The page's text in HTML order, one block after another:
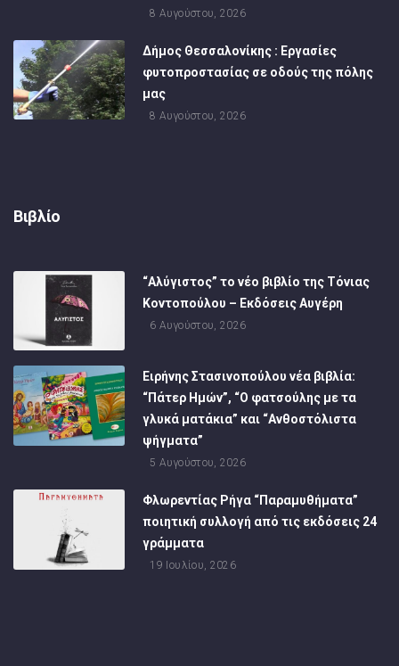
8 Αυγούστου, 2026
Δήμος Θεσσαλονίκης : Εργασίες
φυτοπροστασίας σε οδούς της πόλης
μας
8 Αυγούστου, 2026
Βιβλίο
“Αλύγιστος” το νέο βιβλίο της Τόνιας
Κοντοπούλου – Εκδόσεις Αυγέρη
6 Αυγούστου, 2026
Ειρήνης Στασινοπούλου νέα βιβλία:
“Πάτερ Ημών”, “Ο φατσούλης με τα
γλυκά ματάκια” και “Ανθοστόλιστα
ψήγματα”
5 Αυγούστου, 2026
Φλωρεντίας Ρήγα “Παραμυθήματα”
ποιητική συλλογή από τις εκδόσεις 24
γράμματα
19 Ιουλίου, 2026